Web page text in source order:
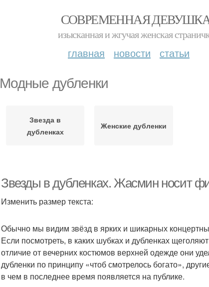
СОВРЕМЕННАЯ
изысканная и жгучая женская
главная новости статьи
Модные дубленки
Звезда в
дубленках
Женские дубленки
Звезды в дубленках. Жасмин носит
Изменить размер текста:
Обычно мы видим звёзд в ярких и шикарных
Если посмотреть, в каких шубках и дубленках
отличие от вечерних костюмов верхней одежде они
дубленки по принципу «чтоб смотрелось богато»,
в чем в последнее время появляется на публике.